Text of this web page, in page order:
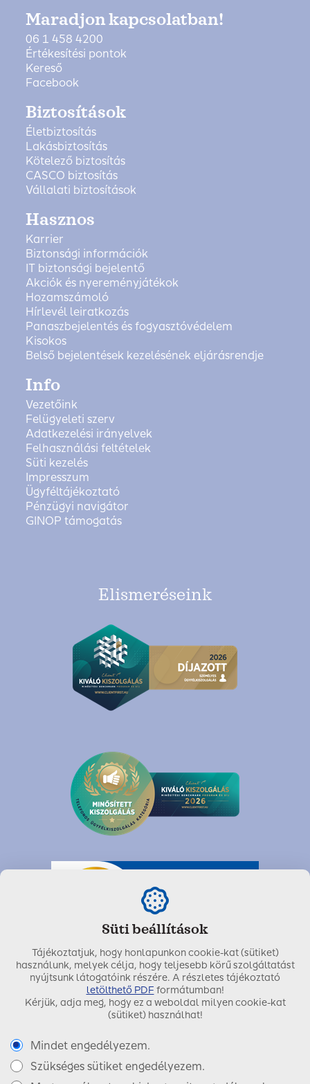
Maradjon kapcsolatban!
06 1 458 4200
Értékesítési pontok
Kereső
Facebook
Biztosítások
Életbiztosítás
Lakásbiztosítás
Kötelező biztosítás
CASCO biztosítás
Vállalati biztosítások
Hasznos
Karrier
Biztonsági információk
IT biztonsági bejelentő
Akciók és nyereményjátékok
Hozamszámoló
Hírlevél leiratkozás
Panaszbejelentés és fogyasztóvédelem
Kisokos
Belső bejelentések kezelésének eljárásrendje
Info
Vezetőink
Felügyeleti szerv
Adatkezelési irányelvek
Felhasználási feltételek
Süti kezelés
Impresszum
Ügyféltájékoztató
Pénzügyi navigátor
GINOP támogatás
Elismeréseink
Utolsó módosítás dátuma:2020. június 08.
Copyright © 2017 SIGNAL IDUNA Biztosító Zrt.
Süti beállítások
Tájékoztatjuk, hogy honlapunkon cookie-kat (sütiket)
használunk, melyek célja, hogy teljesebb körű szolgáltatást
nyújtsunk látogatóink részére. A részletes tájékoztató
letölthető PDF formátumban!
Kérjük, adja meg, hogy ez a weboldal milyen cookie-kat
(sütiket) használhat!
Mindet engedélyezem.
Szükséges sütiket engedélyezem.